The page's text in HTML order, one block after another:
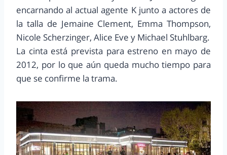
encarnando al actual agente K junto a actores de
la talla de Jemaine Clement, Emma Thompson,
Nicole Scherzinger, Alice Eve y Michael Stuhlbarg.
La cinta está prevista para estreno en mayo de
2012, por lo que aún queda mucho tiempo para
que se confirme la trama.